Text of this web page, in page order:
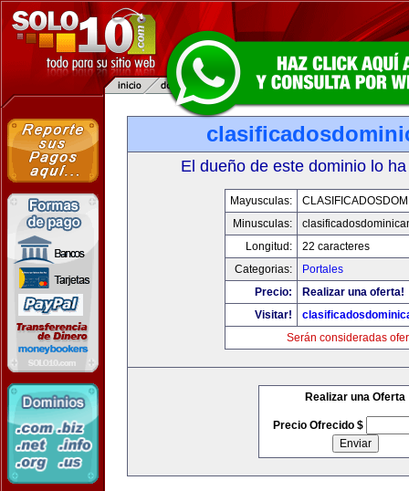
El dueño de este dominio lo
Mayusculas:
Minusculas:
Longitud:
22 caracteres
Categorias:
Portales
Precio:
Realizar una oferta!
Visitar!
Serán consideradas
Realizar una Oferta
Precio Ofrecido $